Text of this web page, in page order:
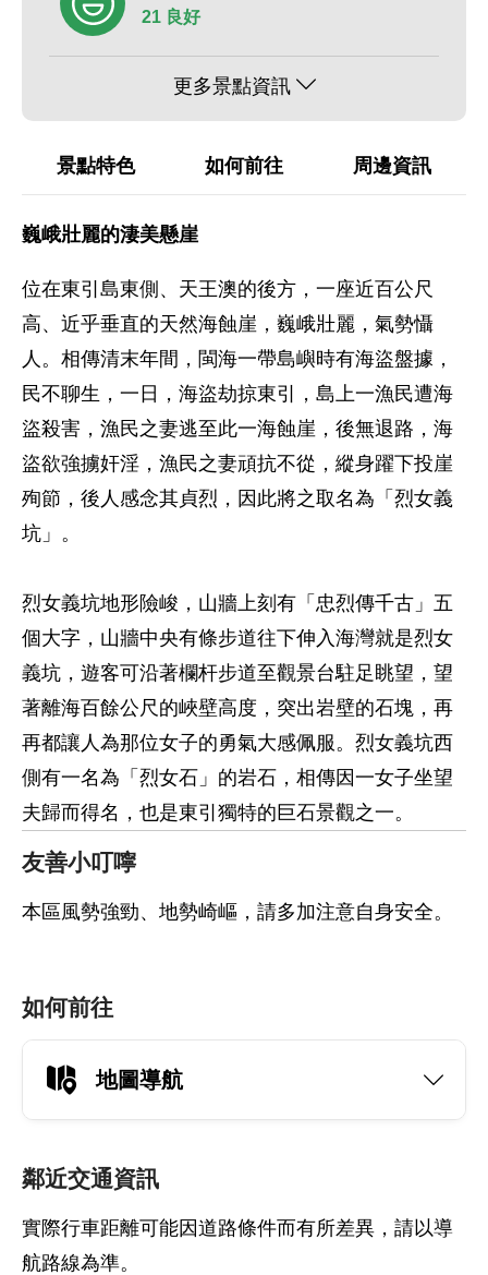
21 良好
更多景點資訊
景點特色 如何前往 周邊資訊
巍峨壯麗的淒美懸崖
位在東引島東側、天王澳的後方，一座近百公尺
高、近乎垂直的天然海蝕崖，巍峨壯麗，氣勢懾
人。相傳清末年間，閩海一帶島嶼時有海盜盤據，
民不聊生，一日，海盜劫掠東引，島上一漁民遭海
盜殺害，漁民之妻逃至此一海蝕崖，後無退路，海
盜欲強擄奸淫，漁民之妻頑抗不從，縱身躍下投崖
殉節，後人感念其貞烈，因此將之取名為「烈女義
坑」。
烈女義坑地形險峻，山牆上刻有「忠烈傳千古」五
個大字，山牆中央有條步道往下伸入海灣就是烈女
義坑，遊客可沿著欄杆步道至觀景台駐足眺望，望
著離海百餘公尺的峽壁高度，突出岩壁的石塊，再
再都讓人為那位女子的勇氣大感佩服。烈女義坑西
側有一名為「烈女石」的岩石，相傳因一女子坐望
夫歸而得名，也是東引獨特的巨石景觀之一。
友善小叮嚀
本區風勢強勁、地勢崎嶇，請多加注意自身安全。
如何前往
地圖導航
鄰近交通資訊
實際行車距離可能因道路條件而有所差異，請以導
航路線為準。